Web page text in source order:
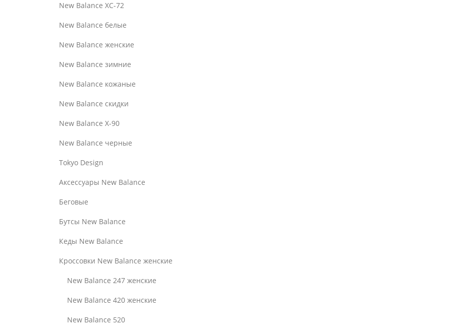
New Balance XC-72
New Balance белые
New Balance женские
New Balance зимние
New Balance кожаные
New Balance скидки
New Balance Х-90
New Balance черные
Tokyo Design
Аксессуары New Balance
Беговые
Бутсы New Balance
Кеды New Balance
Кроссовки New Balance женские
New Balance 247 женские
New Balance 420 женские
New Balance 520